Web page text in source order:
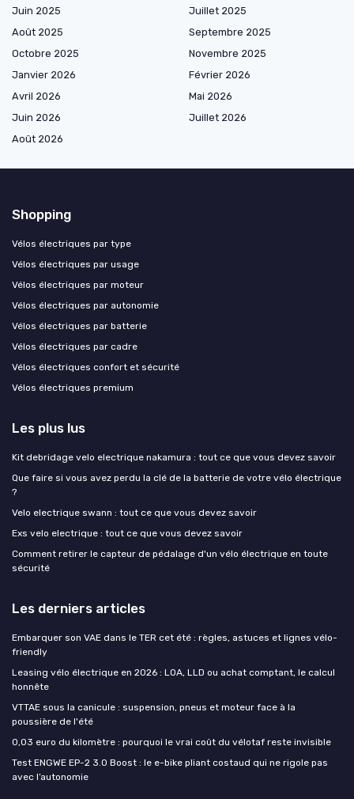
Juin 2025
Juillet 2025
Août 2025
Septembre 2025
Octobre 2025
Novembre 2025
Janvier 2026
Février 2026
Avril 2026
Mai 2026
Juin 2026
Juillet 2026
Août 2026
Shopping
Vélos électriques par type
Vélos électriques par usage
Vélos électriques par moteur
Vélos électriques par autonomie
Vélos électriques par batterie
Vélos électriques par cadre
Vélos électriques confort et sécurité
Vélos électriques premium
Les plus lus
Kit debridage velo electrique nakamura : tout ce que vous devez savoir
Que faire si vous avez perdu la clé de la batterie de votre vélo électrique
?
Velo electrique swann : tout ce que vous devez savoir
Exs velo electrique : tout ce que vous devez savoir
Comment retirer le capteur de pédalage d'un vélo électrique en toute
sécurité
Les derniers articles
Embarquer son VAE dans le TER cet été : règles, astuces et lignes vélo-
friendly
Leasing vélo électrique en 2026 : LOA, LLD ou achat comptant, le calcul
honnête
VTTAE sous la canicule : suspension, pneus et moteur face à la
poussière de l'été
0,03 euro du kilomètre : pourquoi le vrai coût du vélotaf reste invisible
Test ENGWE EP-2 3.0 Boost : le e-bike pliant costaud qui ne rigole pas
avec l’autonomie